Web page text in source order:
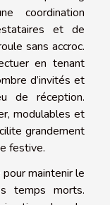
coordination
et de
sans accroc.
en tenant
d’invités et
de réception.
modulables et
grandement
festive.
maintenir le
temps morts.